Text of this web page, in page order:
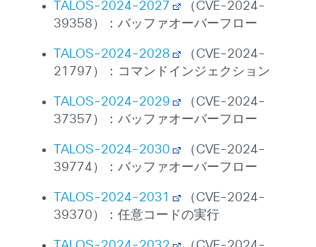
TALOS-2024-2027
（CVE-2024-
39358）：バッファオーバーフロー
TALOS-2024-2028
（CVE-2024-
21797）：コマンドインジェクション
TALOS-2024-2029
（CVE-2024-
37357）：バッファオーバーフロー
TALOS-2024-2030
（CVE-2024-
39774）：バッファオーバーフロー
TALOS-2024-2031
（CVE-2024-
39370）：任意コードの実行